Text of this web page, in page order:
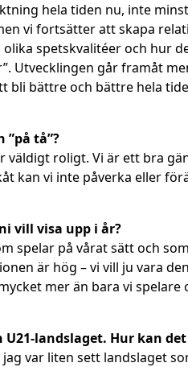
hela tiden nu, inte
vi fortsätter att skapa
spetskvalitéer och hur
Utvecklingen går framåt
bättre och bättre hela
tå”?
väldigt roligt. Vi är ett bra
kan vi inte påverka eller
vill visa upp i år?
spelar på vårat sätt och
är hög – vi vill ju vara
mer än bara vi
landslaget. Hur kan
var liten sett landslaget